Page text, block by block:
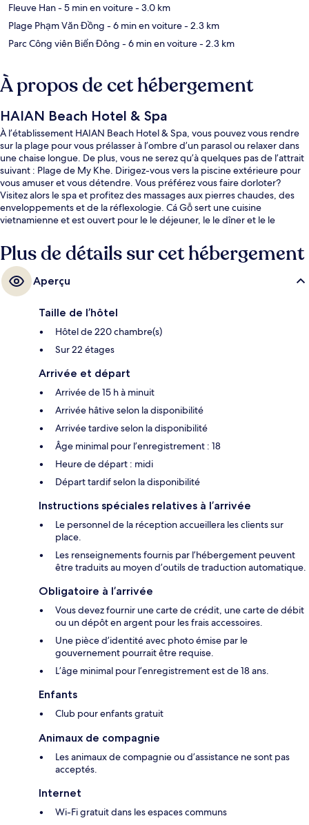
Fleuve Han- 5 min en voiture- 3.0 km
Plage Phạm Văn Đồng - 6 min en voiture- 2.3 km
Parc Công viên Biển Đông - 6 min en voiture- 2.3 km
À propos de cet hébergement
HAIAN Beach Hotel & Spa
À l’établissement HAIAN Beach Hotel & Spa, vous pouvez vous rendre
sur la plage pour vous prélasser à l’ombre d’un parasol ou relaxer dans
une chaise longue. De plus, vous ne serez qu’à quelques pas de l’attrait
suivant : Plage de My Khe. Dirigez-vous vers la piscine extérieure pour
vous amuser et vous détendre. Vous préférez vous faire dorloter?
Visitez alors le spa et profitez des massages aux pierres chaudes, des
enveloppements et de la réflexologie. Cá Gỗ sert une cuisine
vietnamienne et est ouvert pour le le déjeuner, le le dîner et le le
enfants gratuit et un bar attenant à la piscine. Les autres voyageurs
apprécient vraiment la piscine et le personnel serviable.
Plus de détails sur cet hébergement
Aperçu
Taille de l’hôtel
Hôtel de 220 chambre(s)
Sur 22 étages
Arrivée et départ
Arrivée de 15 h à minuit
Arrivée hâtive selon la disponibilité
Arrivée tardive selon la disponibilité
Âge minimal pour l’enregistrement : 18
Heure de départ : midi
Départ tardif selon la disponibilité
Instructions spéciales relatives à l’arrivée
Le personnel de la réception accueillera les clients sur
place.
Les renseignements fournis par l’hébergement peuvent
être traduits au moyen d’outils de traduction automatique.
Obligatoire à l’arrivée
Vous devez fournir une carte de crédit, une carte de débit
ou un dépôt en argent pour les frais accessoires.
Une pièce d’identité avec photo émise par le
gouvernement pourrait être requise.
L’âge minimal pour l’enregistrement est de 18 ans.
Enfants
Club pour enfants gratuit
Animaux de compagnie
Les animaux de compagnie ou d’assistance ne sont pas
acceptés.
Internet
Wi-Fi gratuit dans les espaces communs